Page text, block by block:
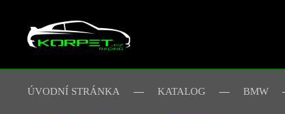
Skip to main content
ÚVODNÍ STRÁNKA KATALOG BMW